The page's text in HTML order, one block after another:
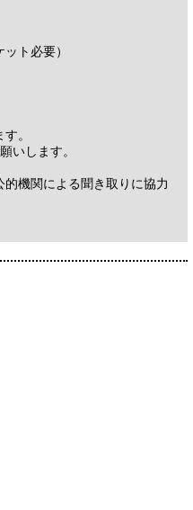
ト必要）
。
いします。
機関による聞き取りに協力